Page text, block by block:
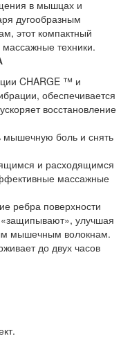
в мышцах и
дугообразным
этот компактный
техники.
CHARGE ™ и
обеспечивается
восстановление
мышечную боль и снять
и расходящимся
массажные
ребра поверхности
улучшая
мышечным волокнам.
до двух часов